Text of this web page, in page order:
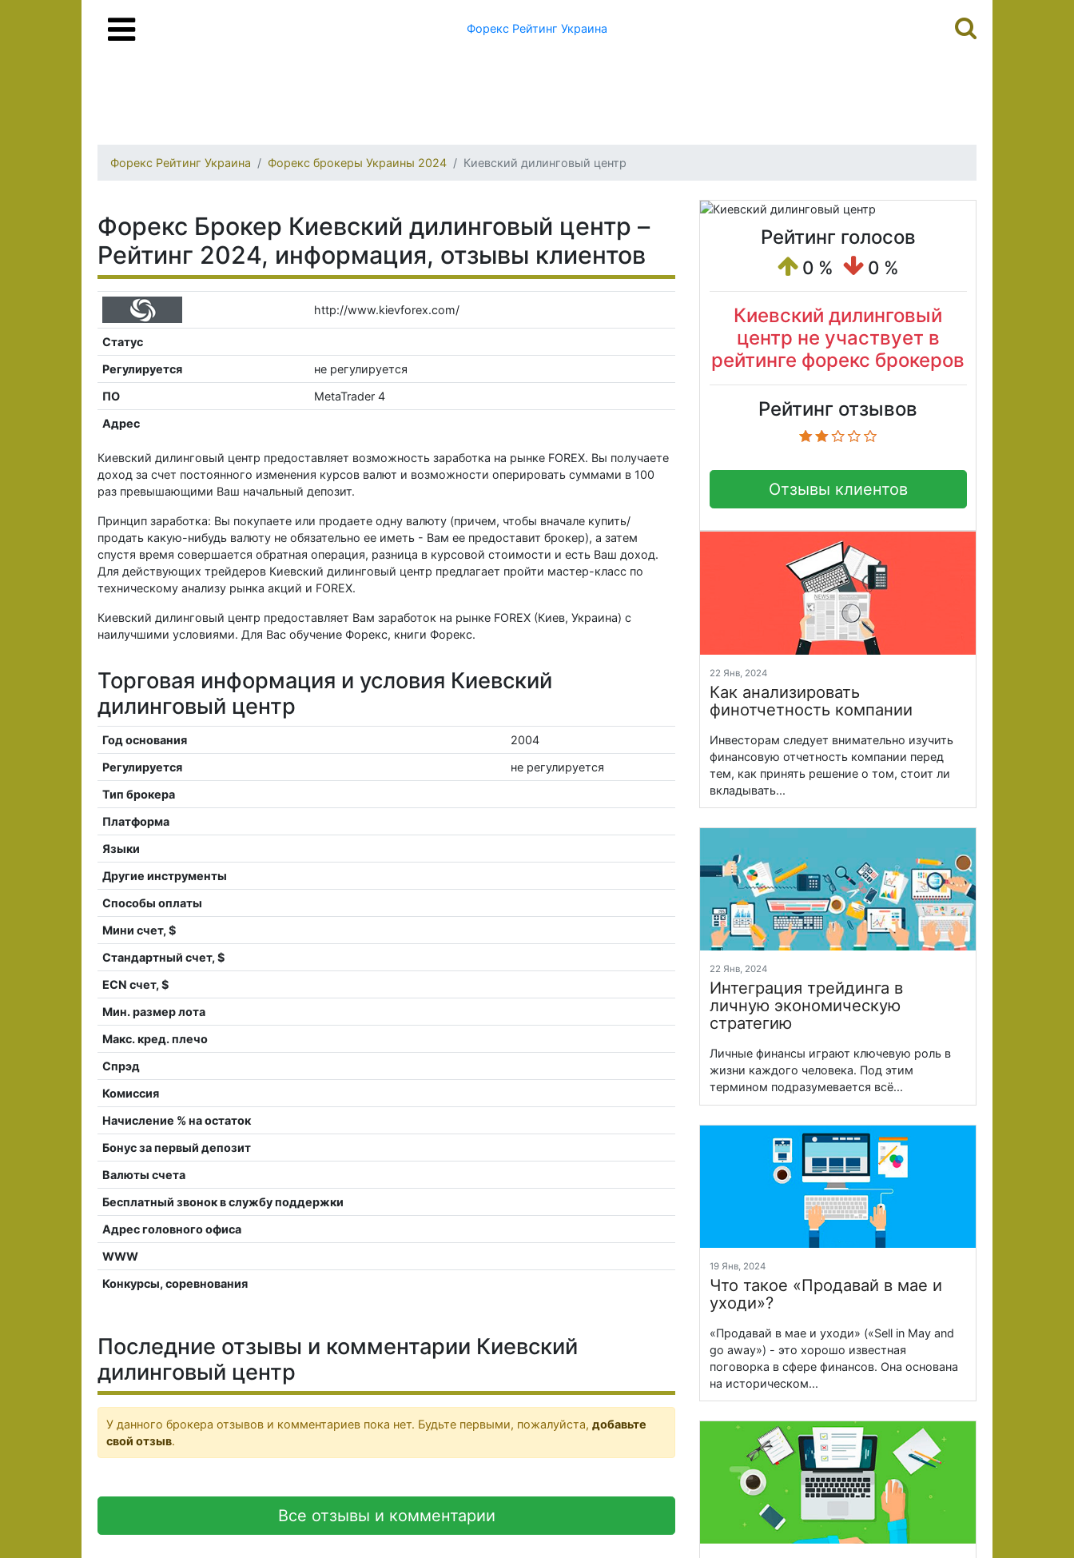
Форекс Рейтинг Украина
Форекс Рейтинг Украина Форекс брокеры Украины 2024 Киевский дилинговый центр
Форекс Брокер Киевский дилинговый центр –
Рейтинг 2024, информация, отзывы клиентов
http://www.kievforex.com/
Статус
Регулируется
не регулируется
ПО
MetaTrader 4
Адрес
Киевский дилинговый центр предоставляет возможность заработка на рынке FOREX. Вы получаете
доход за счет постоянного изменения курсов валют и возможности оперировать суммами в 100
раз превышающими Ваш начальный депозит.
Принцип заработка: Вы покупаете или продаете одну валюту (причем, чтобы вначале купить/
продать какую-нибудь валюту не обязательно ее иметь - Вам ее предоставит брокер), а затем
спустя время совершается обратная операция, разница в курсовой стоимости и есть Ваш доход.
Для действующих трейдеров Киевский дилинговый центр предлагает пройти мастер-класс по
техническому анализу рынка акций и FOREX.
Киевский дилинговый центр предоставляет Вам заработок на рынке FOREX (Киев, Украина) с
наилучшими условиями. Для Вас обучение Форекс, книги Форекс.
Торговая информация и условия Киевский
дилинговый центр
Год основания
2004
Регулируется
не регулируется
Тип брокера
Платформа
Языки
Другие инструменты
Способы оплаты
Мини счет, $
Стандартный счет, $
ECN счет, $
Мин. размер лота
Макс. кред. плечо
Спрэд
Комиссия
Начисление % на остаток
Бонус за первый депозит
Валюты счета
Бесплатный звонок в службу поддержки
Адрес головного офиса
WWW
Конкурсы, соревнования
Последние отзывы и комментарии Киевский
дилинговый центр
У данного брокера отзывов и комментариев пока нет. Будьте первыми, пожалуйста, добавьте
свой отзыв.
Все отзывы и комментарии
Рейтинг голосов
0 % 0 %
Киевский дилинговый
центр не участвует в
рейтинге форекс брокеров
Рейтинг отзывов
Отзывы клиентов
22 Янв, 2024
Как анализировать
финотчетность компании
Инвесторам следует внимательно изучить
финансовую отчетность компании перед
тем, как принять решение о том, стоит ли
вкладывать...
22 Янв, 2024
Интеграция трейдинга в
личную экономическую
стратегию
Личные финансы играют ключевую роль в
жизни каждого человека. Под этим
термином подразумевается всё...
19 Янв, 2024
Что такое «Продавай в мае и
уходи»?
«Продавай в мае и уходи» («Sell in May and
go away») - это хорошо известная
поговорка в сфере финансов. Она основана
на историческом...